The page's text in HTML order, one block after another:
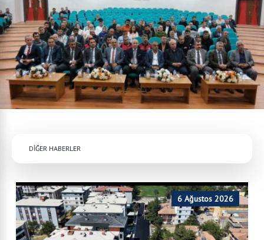
DİĞER HABERLER
6 Ağustos 2026